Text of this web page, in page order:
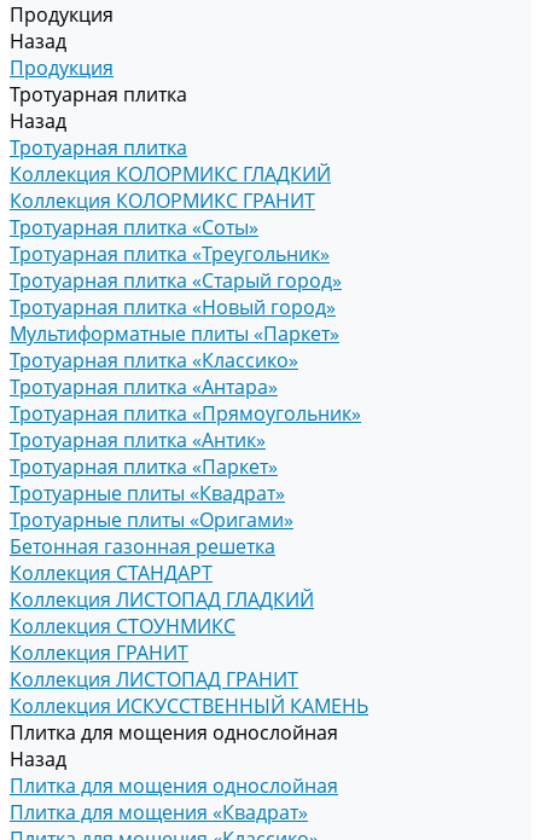
Продукция
Назад
Продукция
Тротуарная плитка
Назад
Тротуарная плитка
Коллекция КОЛОРМИКС ГЛАДКИЙ
Коллекция КОЛОРМИКС ГРАНИТ
Тротуарная плитка «Соты»
Тротуарная плитка «Треугольник»
Тротуарная плитка «Старый город»
Тротуарная плитка «Новый город»
Мультиформатные плиты «Паркет»
Тротуарная плитка «Классико»
Тротуарная плитка «Антара»
Тротуарная плитка «Прямоугольник»
Тротуарная плитка «Антик»
Тротуарная плитка «Паркет»
Тротуарные плиты «Квадрат»
Тротуарные плиты «Оригами»
Бетонная газонная решетка
Коллекция СТАНДАРТ
Коллекция ЛИСТОПАД ГЛАДКИЙ
Коллекция СТОУНМИКС
Коллекция ГРАНИТ
Коллекция ЛИСТОПАД ГРАНИТ
Коллекция ИСКУССТВЕННЫЙ КАМЕНЬ
Плитка для мощения однослойная
Назад
Плитка для мощения однослойная
Плитка для мощения «Квадрат»